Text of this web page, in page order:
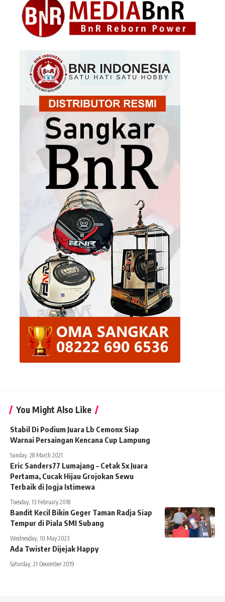
You Might Also Like
Stabil Di Podium Juara Lb Cemonx Siap
Warnai Persaingan Kencana Cup Lampung
Sunday, 28 March 2021
Eric Sanders77 Lumajang – Cetak 5x Juara
Pertama, Cucak Hijau Grojokan Sewu
Terbaik di Jogja Istimewa
Tuesday, 13 February 2018
Bandit Kecil Bikin Geger Taman Radja Siap
Tempur di Piala SMI Subang
Wednesday, 10 May 2023
Ada Twister Dijejak Happy
Saturday, 21 December 2019